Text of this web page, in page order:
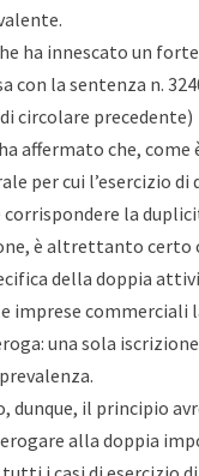
ha innescato un
con la sentenza n.
circolare precedente)
affermato che, come
per cui l’esercizio
la
è altrettanto certo
della doppia
imprese commerciali
una sola
dunque, il principio
alla doppia